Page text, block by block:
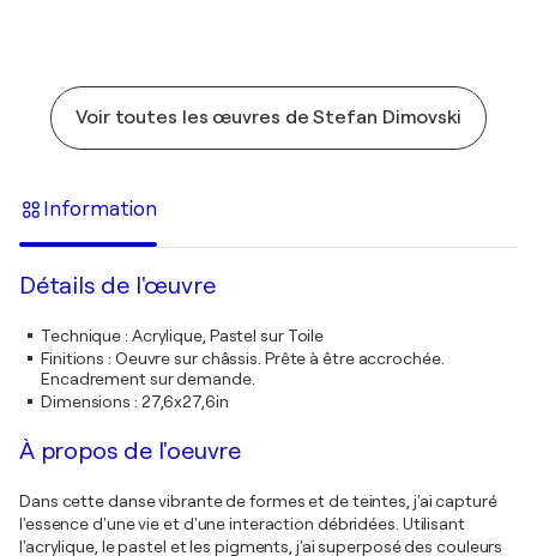
Voir toutes les œuvres de Stefan Dimovski
Information
Détails de l'œuvre
Technique: Acrylique, Pastel sur Toile
Finitions : Oeuvre sur châssis. Prête à être accrochée.
Encadrement sur demande.
Dimensions : 27,6x27,6in
À propos de l'oeuvre
Dans cette danse vibrante de formes et de teintes, j'ai capturé
l'essence d'une vie et d'une interaction débridées. Utilisant
l'acrylique, le pastel et les pigments, j'ai superposé des couleurs